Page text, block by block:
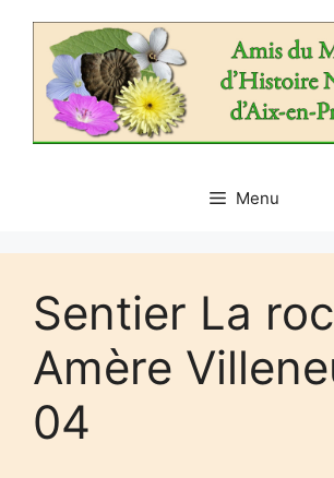
contenu
Menu
Sentier La
Amère
04